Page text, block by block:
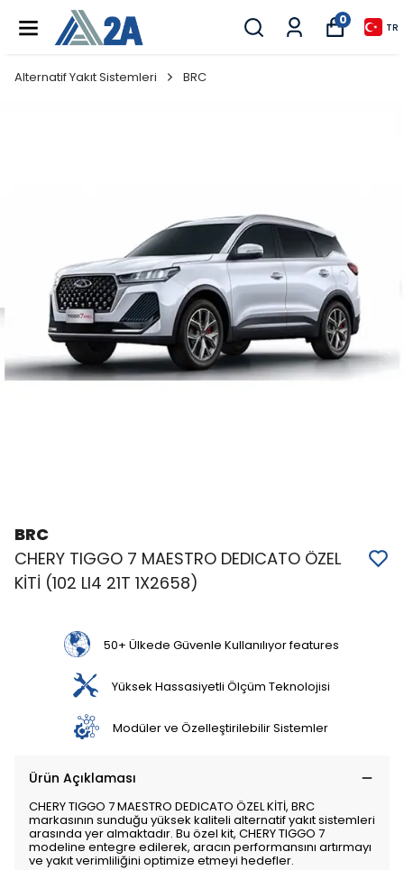
0
TR
Alternatif Yakıt Sistemleri BRC
BRC
CHERY TIGGO 7 MAESTRO DEDICATO ÖZEL
KİTİ (102 LI4 21T 1X2658)
50+ Ülkede Güvenle Kullanılıyor features
Yüksek Hassasiyetli Ölçüm Teknolojisi
Modüler ve Özelleştirilebilir Sistemler
Ürün Açıklaması
CHERY TIGGO 7 MAESTRO DEDICATO ÖZEL KİTİ, BRC
markasının sunduğu yüksek kaliteli alternatif yakıt sistemleri
arasında yer almaktadır. Bu özel kit, CHERY TIGGO 7
modeline entegre edilerek, aracın performansını artırmayı
ve yakıt verimliliğini optimize etmeyi hedefler.